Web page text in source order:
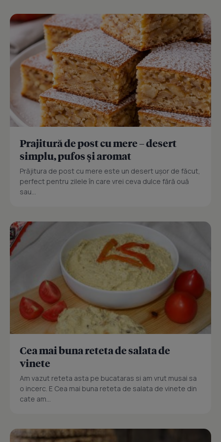
Prajitură de post cu mere – desert
simplu, pufos și aromat
Prăjitura de post cu mere este un desert ușor de făcut,
perfect pentru zilele în care vrei ceva dulce fără ouă
sau...
Cea mai buna reteta de salata de
vinete
Am vazut reteta asta pe bucataras si am vrut musai sa
o incerc. E Cea mai buna reteta de salata de vinete din
cate am...